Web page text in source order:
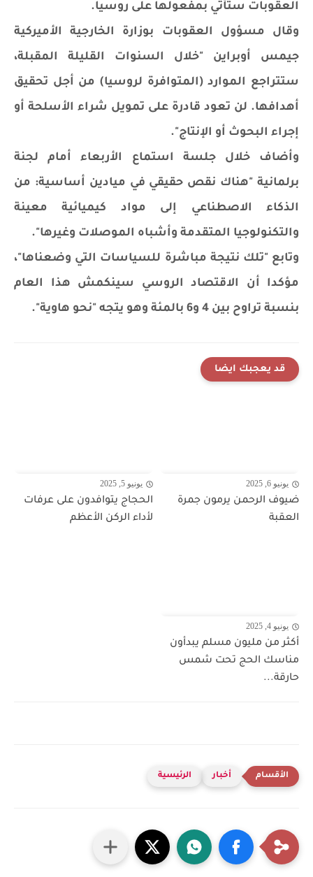
العقوبات ستأتي بمفعولها على روسيا.
وقال مسؤول العقوبات بوزارة الخارجية الأميركية
جيمس أوبراين "خلال السنوات القليلة المقبلة،
ستتراجع الموارد (المتوافرة لروسيا) من أجل تحقيق
أهدافها. لن تعود قادرة على تمويل شراء الأسلحة أو
إجراء البحوث أو الإنتاج".
وأضاف خلال جلسة استماع الأربعاء أمام لجنة
برلمانية "هناك نقص حقيقي في ميادين أساسية: من
الذكاء الاصطناعي إلى مواد كيميائية معينة
والتكنولوجيا المتقدمة وأشباه الموصلات وغيرها".
وتابع "تلك نتيجة مباشرة للسياسات التي وضعناها"،
مؤكدا أن الاقتصاد الروسي سينكمش هذا العام
بنسبة تراوح بين 4 و6 بالمئة وهو يتجه "نحو هاوية".
قد يعجبك ايضا
يونيو 6, 2025
ضيوف الرحمن يرمون جمرة
العقبة
يونيو 5, 2025
الحجاج يتوافدون على عرفات
لأداء الركن الأعظم
يونيو 4, 2025
أكثر من مليون مسلم يبدأون
مناسك الحج تحت شمس
حارقة...
أخبار الرئيسية